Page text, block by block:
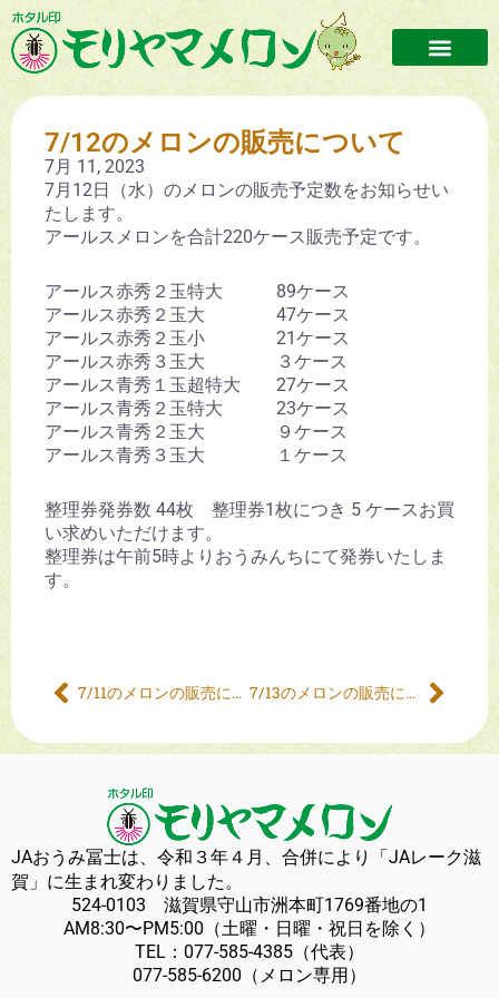
7/12のメロンの販売について
7月 11, 2023
7月12日（水）のメロンの販売予定数をお知らせい
たします。
アールスメロンを合計220ケース販売予定です。
アールス赤秀２玉特大 89ケース
アールス赤秀２玉大 47ケース
アールス赤秀２玉小 21ケース
アールス赤秀３玉大 ３ケース
アールス青秀１玉超特大 27ケース
アールス青秀２玉特大 23ケース
アールス青秀２玉大 ９ケース
アールス青秀３玉大 １ケース
整理券発券数 44枚 整理券1枚につき 5 ケースお買
い求めいただけます。
整理券は午前5時よりおうみんちにて発券いたしま
す。
7/11のメロンの販売について 7/13のメロンの販売について
JAおうみ冨士は、令和３年４月、合併により「JAレーク滋
賀」に生まれ変わりました。
524-0103 滋賀県守山市洲本町1769番地の1
AM8:30〜PM5:00（土曜・日曜・祝日を除く）
TEL： 077-585-4385 （代表）
077-585-6200 （メロン専用）